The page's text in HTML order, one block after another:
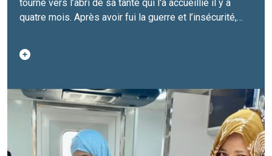
tourné vers l’abri de sa tante qui l'a accueillie il y a
quatre mois. Après avoir fui la guerre et l’insécurité,
Neré, en Mauritanie. À quelques kilomètres de Fassala,
à la frontière avec le Mali, elle y a trouvé une
accouchement hors du commun, rendu possible par le
camion-clinique mobile de l’UNFPA pour cette jeune
femme qui a vécu une grossesse ponctuée de peurs
et d’incertitudes.À seulement 20 ans, Sina est déjà
mère de quatre enfants. Son histoire commence de